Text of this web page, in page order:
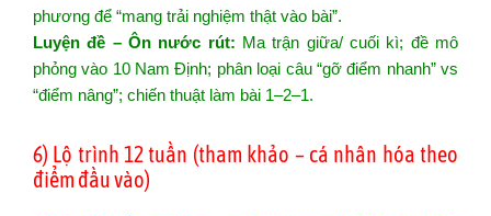
phương để “mang trải nghiệm thật vào bài”.
Luyện đề – Ôn nước rút: Ma trận giữa/ cuối kì; đề mô
phỏng vào 10 Nam Định; phân loại câu “gỡ điểm nhanh” vs
“điểm nâng”; chiến thuật làm bài 1–2–1.
6) Lộ trình 12 tuần (tham khảo – cá nhân hóa theo
điểm đầu vào)